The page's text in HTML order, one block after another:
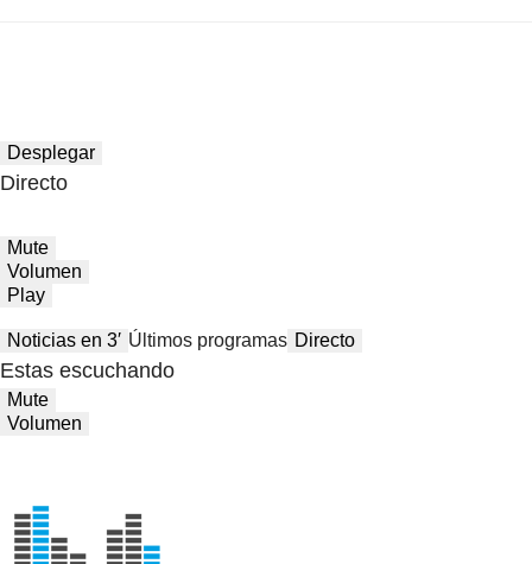
Desplegar
Directo
Mute
Volumen
Play
Noticias en 3′ Últimos programas Directo
Estas escuchando
Mute
Volumen